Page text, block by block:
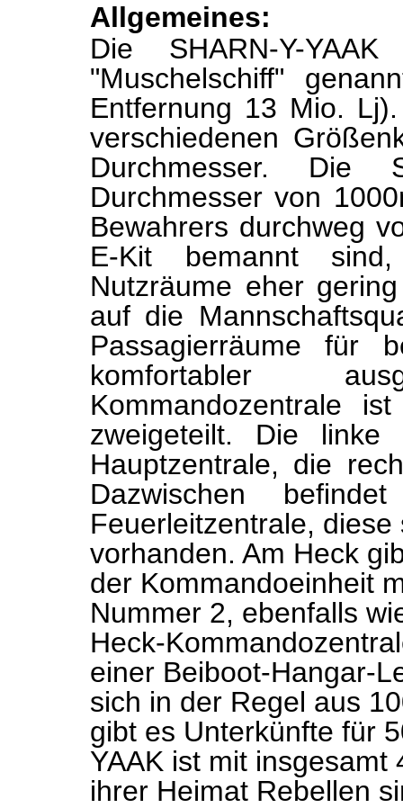
Allgemeines:
Die SHARN-Y-
"Muschelschiff"
Entfernung 13 Mio.
verschiedenen
Durchmesser. Die
Durchmesser von
Bewahrers durchweg
E-Kit bemannt
Nutzräume eher
auf die
Passagierräume für
komfortabler
Kommandozentrale
zweigeteilt. Die linke
Hauptzentrale, die
Dazwischen
Feuerleitzentrale,
vorhanden. Am Heck
der Kommandoeinheit
Nummer 2, ebenfalls
Heck-
einer Beiboot-Hangar-
sich in der Regel aus
gibt es Unterkünfte für
YAAK ist mit
ihrer Heimat Rebellen